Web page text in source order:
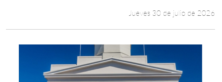
Jueves 30 de julio de 2026